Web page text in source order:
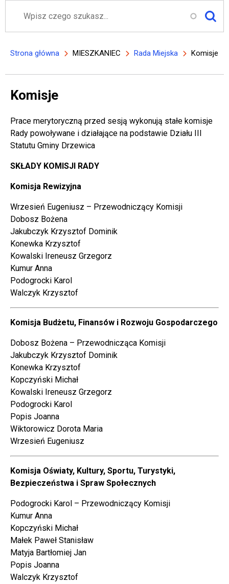
Ścieżka nawigacyjna
Strona główna MIESZKANIEC Rada Miejska Komisje
Komisje
Prace merytoryczną przed sesją wykonują stałe komisje
Rady powoływane i działające na podstawie Działu III
Statutu Gminy Drzewica
SKŁADY KOMISJI RADY
Komisja Rewizyjna
Wrzesień Eugeniusz – Przewodniczący Komisji
Dobosz Bożena
Jakubczyk Krzysztof Dominik
Konewka Krzysztof
Kowalski Ireneusz Grzegorz
Kumur Anna
Podogrocki Karol
Walczyk Krzysztof
Komisja Budżetu, Finansów i Rozwoju Gospodarczego
Dobosz Bożena – Przewodnicząca Komisji
Jakubczyk Krzysztof Dominik
Konewka Krzysztof
Kopczyński Michał
Kowalski Ireneusz Grzegorz
Podogrocki Karol
Popis Joanna
Wiktorowicz Dorota Maria
Wrzesień Eugeniusz
Komisja Oświaty, Kultury, Sportu, Turystyki,
Bezpieczeństwa i Spraw Społecznych
Podogrocki Karol – Przewodniczący Komisji
Kumur Anna
Kopczyński Michał
Małek Paweł Stanisław
Matyja Bartłomiej Jan
Popis Joanna
Walczyk Krzysztof